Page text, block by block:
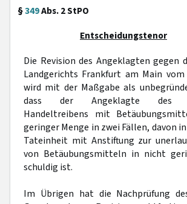
§349Abs. 2 StPO
Entscheidungstenor
Die Revision des Angeklagten gegen
Landgerichts Frankfurt am Main vom
wird mit der Maßgabe als
dass der Angeklagte des
Handeltreibens mit
geringer Menge in zwei Fällen, davon
Tateinheit mit Anstiftung zur
von Betäubungsmitteln in nicht
schuldig ist.
Im Übrigen hat die Nachprüfung